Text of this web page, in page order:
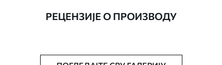
Тапета се може нежно очистити меким
РЕЦЕНЗИЈЕ О ПРОИЗВОДУ